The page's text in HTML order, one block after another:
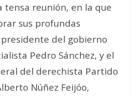
tensa reunión, en la que
sus profundas
del gobierno
Pedro Sánchez, y el
del derechista Partido
Núñez Feijóo,